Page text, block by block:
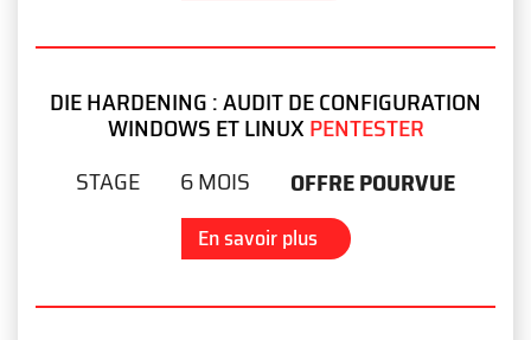
DIE HARDENING : AUDIT DE CONFIGURATION
WINDOWS ET LINUXPENTESTER
STAGE
6 MOIS OFFRE POURVUE
En savoir plus